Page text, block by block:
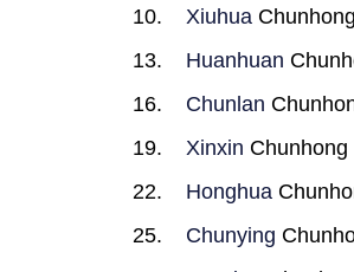
Xiuhua Chunhong
Huanhuan
Chunlan
Xinxin Chunhong
Honghua
Chunying